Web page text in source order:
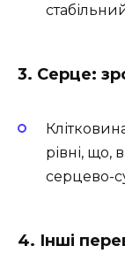
3. Серце:
рівні, що,
серцево-
4. Інші